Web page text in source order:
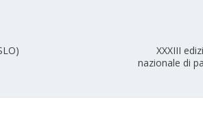
XXXIII
nazionale di